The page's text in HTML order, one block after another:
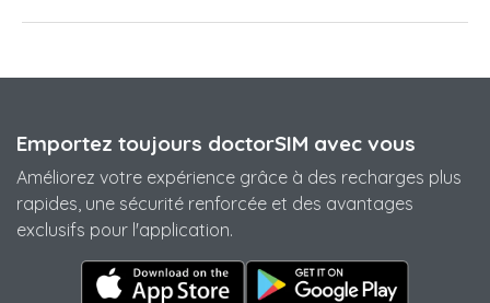
Emportez toujours doctorSIM avec vous
Améliorez votre expérience grâce à des recharges plus
rapides, une sécurité renforcée et des avantages
exclusifs pour l'application.